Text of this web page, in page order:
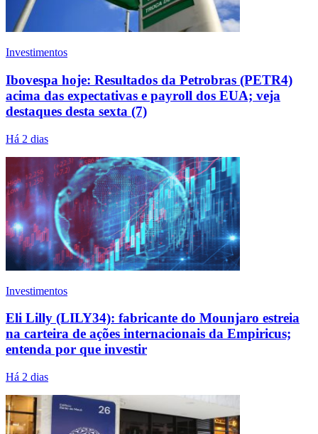
Investimentos
Ibovespa hoje: Resultados da Petrobras (PETR4)
acima das expectativas e payroll dos EUA; veja
destaques desta sexta (7)
Há 2 dias
Investimentos
Eli Lilly (LILY34): fabricante do Mounjaro estreia
na carteira de ações internacionais da Empiricus;
entenda por que investir
Há 2 dias